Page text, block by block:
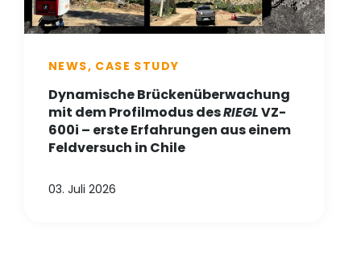
NEWS, CASE STUDY
Dynamische Brückenüberwachung
mit dem Profilmodus desRIEGLVZ-
600i – erste Erfahrungen aus einem
Feldversuch in Chile
03. Juli 2026